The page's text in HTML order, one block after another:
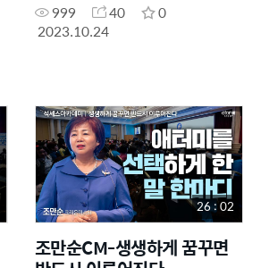
999 40
0
2023.10.24
26 : 02
조만순CM-생생하게 꿈꾸면